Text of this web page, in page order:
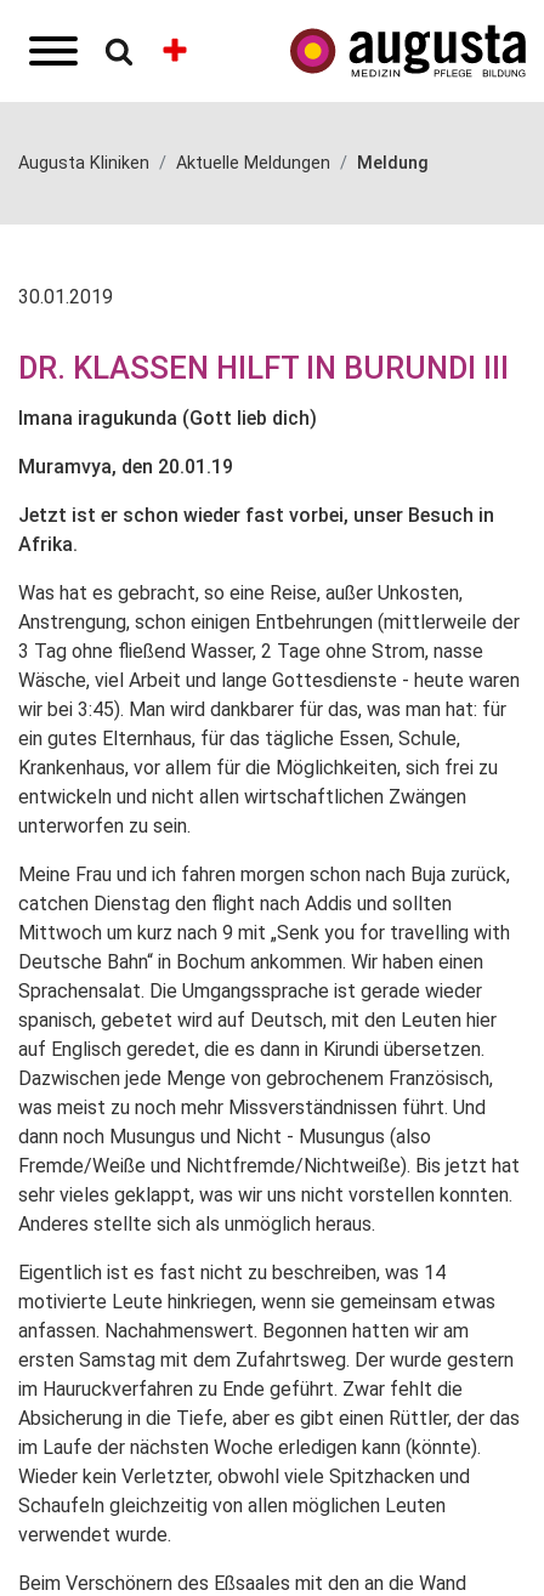
Augusta Kliniken Aktuelle Meldungen Meldung
30.01.2019
DR. KLASSEN HILFT IN BURUNDI III
Imana iragukunda (Gott lieb dich)
Muramvya, den 20.01.19
Jetzt ist er schon wieder fast vorbei, unser Besuch in
Afrika.
Was hat es gebracht, so eine Reise, außer Unkosten,
Anstrengung, schon einigen Entbehrungen (mittlerweile der
3 Tag ohne fließend Wasser, 2 Tage ohne Strom, nasse
Wäsche, viel Arbeit und lange Gottesdienste - heute waren
wir bei 3:45). Man wird dankbarer für das, was man hat: für
ein gutes Elternhaus, für das tägliche Essen, Schule,
Krankenhaus, vor allem für die Möglichkeiten, sich frei zu
entwickeln und nicht allen wirtschaftlichen Zwängen
unterworfen zu sein.
Meine Frau und ich fahren morgen schon nach Buja zurück,
catchen Dienstag den flight nach Addis und sollten
Mittwoch um kurz nach 9 mit „Senk you for travelling with
Deutsche Bahn“ in Bochum ankommen. Wir haben einen
Sprachensalat. Die Umgangssprache ist gerade wieder
spanisch, gebetet wird auf Deutsch, mit den Leuten hier
auf Englisch geredet, die es dann in Kirundi übersetzen.
Dazwischen jede Menge von gebrochenem Französisch,
was meist zu noch mehr Missverständnissen führt. Und
dann noch Musungus und Nicht - Musungus (also
Fremde/Weiße und Nichtfremde/Nichtweiße). Bis jetzt hat
sehr vieles geklappt, was wir uns nicht vorstellen konnten.
Anderes stellte sich als unmöglich heraus.
Eigentlich ist es fast nicht zu beschreiben, was 14
motivierte Leute hinkriegen, wenn sie gemeinsam etwas
anfassen. Nachahmenswert. Begonnen hatten wir am
ersten Samstag mit dem Zufahrtsweg. Der wurde gestern
im Hauruckverfahren zu Ende geführt. Zwar fehlt die
Absicherung in die Tiefe, aber es gibt einen Rüttler, der das
im Laufe der nächsten Woche erledigen kann (könnte).
Wieder kein Verletzter, obwohl viele Spitzhacken und
Schaufeln gleichzeitig von allen möglichen Leuten
verwendet wurde.
Beim Verschönern des Eßsaales mit den an die Wand